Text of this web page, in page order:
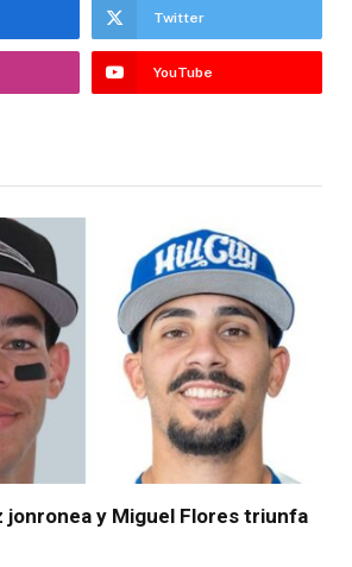
Twitter
YouTube
jonronea y Miguel Flores triunfa